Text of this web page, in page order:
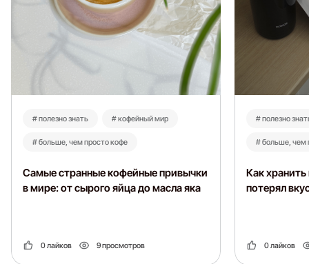
# полезно знать # кофейный мир
# больше, чем просто кофе
Самые странные кофейные привычки
в мире: от сырого яйца до масла яка
0 лайков 9 просмотров
# полезно
# больше, чем
Как
потерял
0 лайков